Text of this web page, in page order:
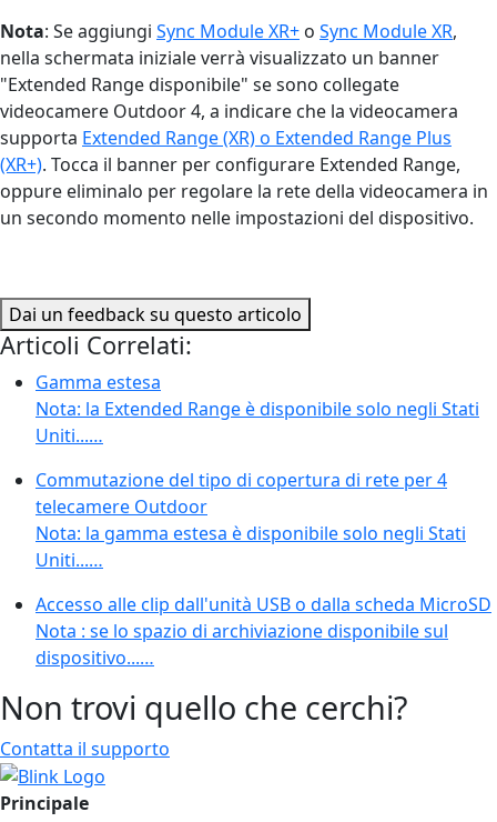
Nota: Se aggiungi Sync Module XR+ o Sync Module XR,
nella schermata iniziale verrà visualizzato un banner
"Extended Range disponibile" se sono collegate
videocamere Outdoor 4, a indicare che la videocamera
supporta Extended Range (XR) o Extended Range Plus
(XR+). Tocca il banner per configurare Extended Range,
oppure eliminalo per regolare la rete della videocamera in
un secondo momento nelle impostazioni del dispositivo.
Dai un feedback su questo articolo
Articoli Correlati:
Gamma estesa
Nota: la Extended Range è disponibile solo negli Stati
Uniti...…
Commutazione del tipo di copertura di rete per 4
telecamere Outdoor
Nota: la gamma estesa è disponibile solo negli Stati
Uniti...…
Accesso alle clip dall'unità USB o dalla scheda MicroSD
Nota : se lo spazio di archiviazione disponibile sul
dispositivo...…
Non trovi quello che cerchi?
Contatta il supporto
Principale